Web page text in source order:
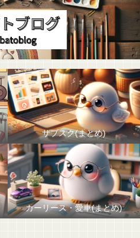
サブスク(まとめ)
カーリース・愛車(まとめ)